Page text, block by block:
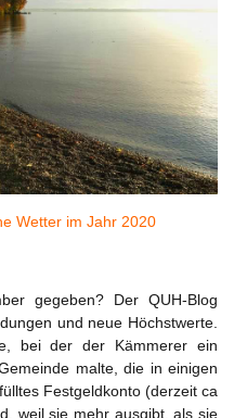
Wetter im Jahr 2020
gegeben? Der QUH-Blog
und neue Höchstwerte.
bei der der Kämmerer ein
malte, die in einigen
Festgeldkonto (derzeit ca
weil sie mehr ausgibt, als sie